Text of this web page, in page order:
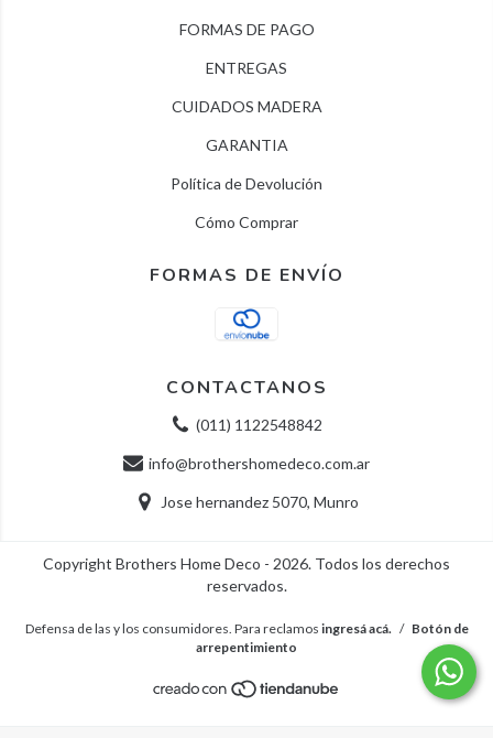
FORMAS DE PAGO
ENTREGAS
CUIDADOS MADERA
GARANTIA
Política de Devolución
Cómo Comprar
FORMAS DE ENVÍO
CONTACTANOS
(011) 1122548842
info@brothershomedeco.com.ar
Jose hernandez 5070, Munro
Copyright Brothers Home Deco - 2026. Todos los derechos
reservados.
Defensa de las y los consumidores. Para reclamos ingresá acá. / Botón de
arrepentimiento